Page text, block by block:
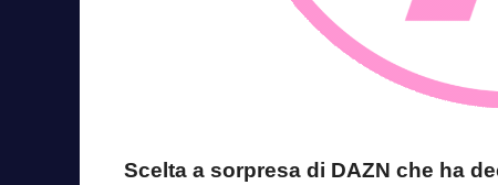
Scelta a sorpresa di DAZN che ha